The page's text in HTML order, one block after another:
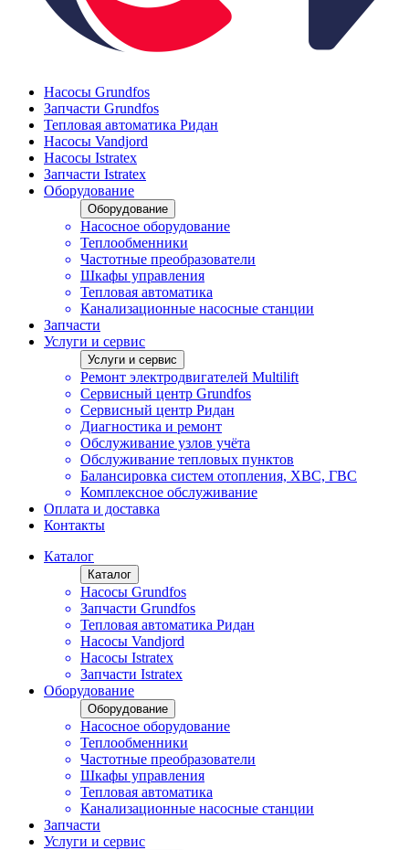
Насосы Grundfos
Запчасти Grundfos
Тепловая автоматика Ридан
Насосы Vandjord
Насосы Istratex
Запчасти Istratex
Оборудование
Оборудование
Насосное оборудование
Теплообменники
Частотные преобразователи
Шкафы управления
Тепловая автоматика
Канализационные насосные станции
Запчасти
Услуги и сервис
Услуги и сервис
Ремонт электродвигателей Multilift
Сервисный центр Grundfos
Сервисный центр Ридан
Диагностика и ремонт
Обслуживание узлов учёта
Обслуживание тепловых пунктов
Балансировка систем отопления, ХВС, ГВС
Комплексное обслуживание
Оплата и доставка
Контакты
Каталог
Каталог
Насосы Grundfos
Запчасти Grundfos
Тепловая автоматика Ридан
Насосы Vandjord
Насосы Istratex
Запчасти Istratex
Оборудование
Оборудование
Насосное оборудование
Теплообменники
Частотные преобразователи
Шкафы управления
Тепловая автоматика
Канализационные насосные станции
Запчасти
Услуги и сервис